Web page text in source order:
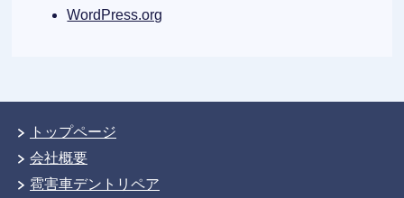
WordPress.org
トップページ
会社概要
雹害車デントリペア